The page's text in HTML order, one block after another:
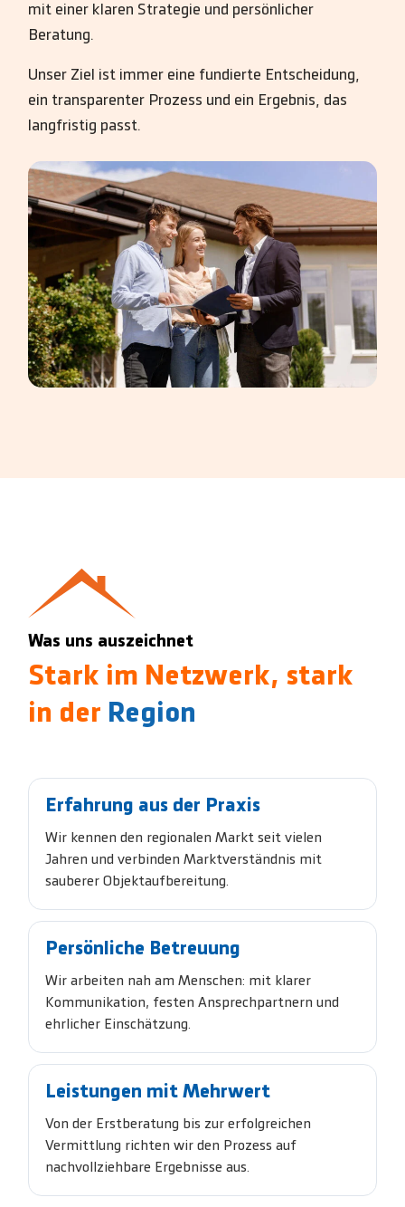
mit einer klaren Strategie und persönlicher
Beratung.
Unser Ziel ist immer eine fundierte Entscheidung,
ein transparenter Prozess und ein Ergebnis, das
langfristig passt.
Was uns auszeichnet
Stark im Netzwerk, stark
in der Region
Erfahrung aus der Praxis
Wir kennen den regionalen Markt seit vielen
Jahren und verbinden Marktverständnis mit
sauberer Objektaufbereitung.
Persönliche Betreuung
Wir arbeiten nah am Menschen: mit klarer
Kommunikation, festen Ansprechpartnern und
ehrlicher Einschätzung.
Leistungen mit Mehrwert
Von der Erstberatung bis zur erfolgreichen
Vermittlung richten wir den Prozess auf
nachvollziehbare Ergebnisse aus.